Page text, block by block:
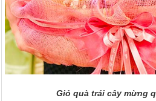
Giỏ quà trái cây mừng